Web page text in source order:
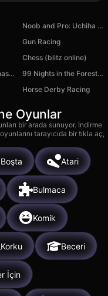
Noob and Pro: Uchiha vs Uzumaki
Gun Racing
Chess (blitz online)
Mr.Reckless Car Chase Simulator
99 Nights in the Forest with Emma
Horse Derby Racing
Oyunlar
bir arada sunuyor. İndirme
tarayıcıda bir tıkla aç,
Boşta Atari
Bulmaca
Komik
Korku Beceri
İçin